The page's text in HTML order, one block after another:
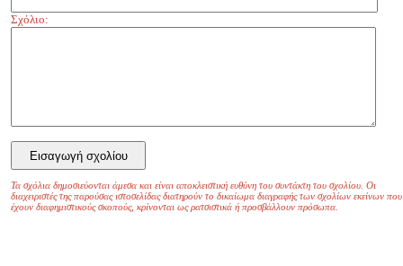
Σχόλιο:
Τα σχόλια δημοσιεύονται άμεσα και είναι αποκλειστική ευθύνη του συντάκτη του σχολίου. Οι
διαχειριστές της παρούσας ιστοσελίδας διατηρούν το δικαίωμα διαγραφής των σχολίων εκείνων που
έχουν διαφημιστικούς σκοπούς, κρίνονται ως ρατσιστικά ή προσβάλλουν πρόσωπα.